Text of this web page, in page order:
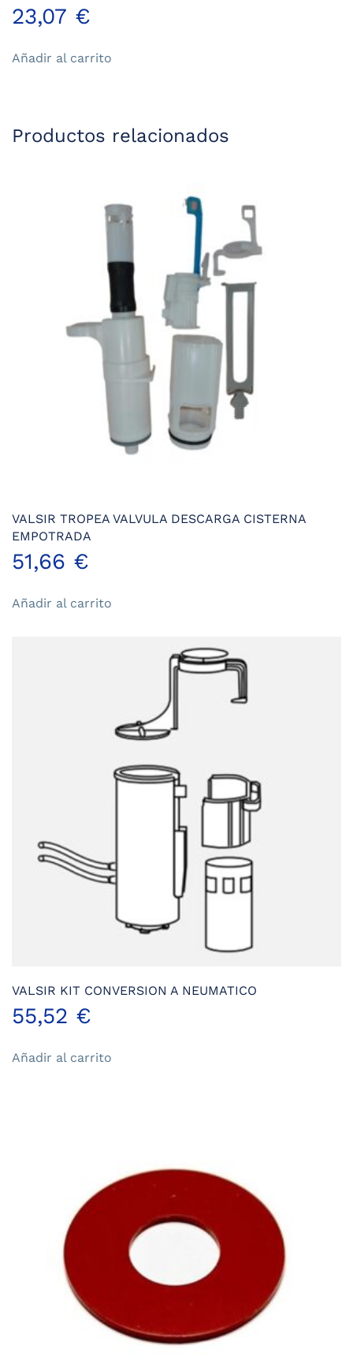
23,07 €
Añadir al carrito
Productos relacionados
VALSIR TROPEA VALVULA DESCARGA CISTERNA
EMPOTRADA
51,66 €
Añadir al carrito
VALSIR KIT CONVERSION A NEUMATICO
55,52 €
Añadir al carrito